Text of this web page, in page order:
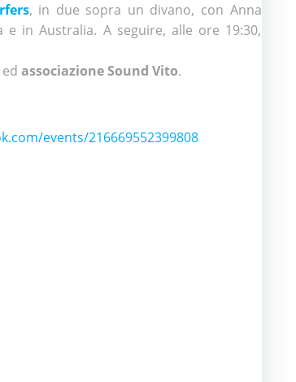
, in due sopra un divano, con Anna
in Australia. A seguire, alle ore 19:30,
ed associazione Sound Vito.
events/216669552399808